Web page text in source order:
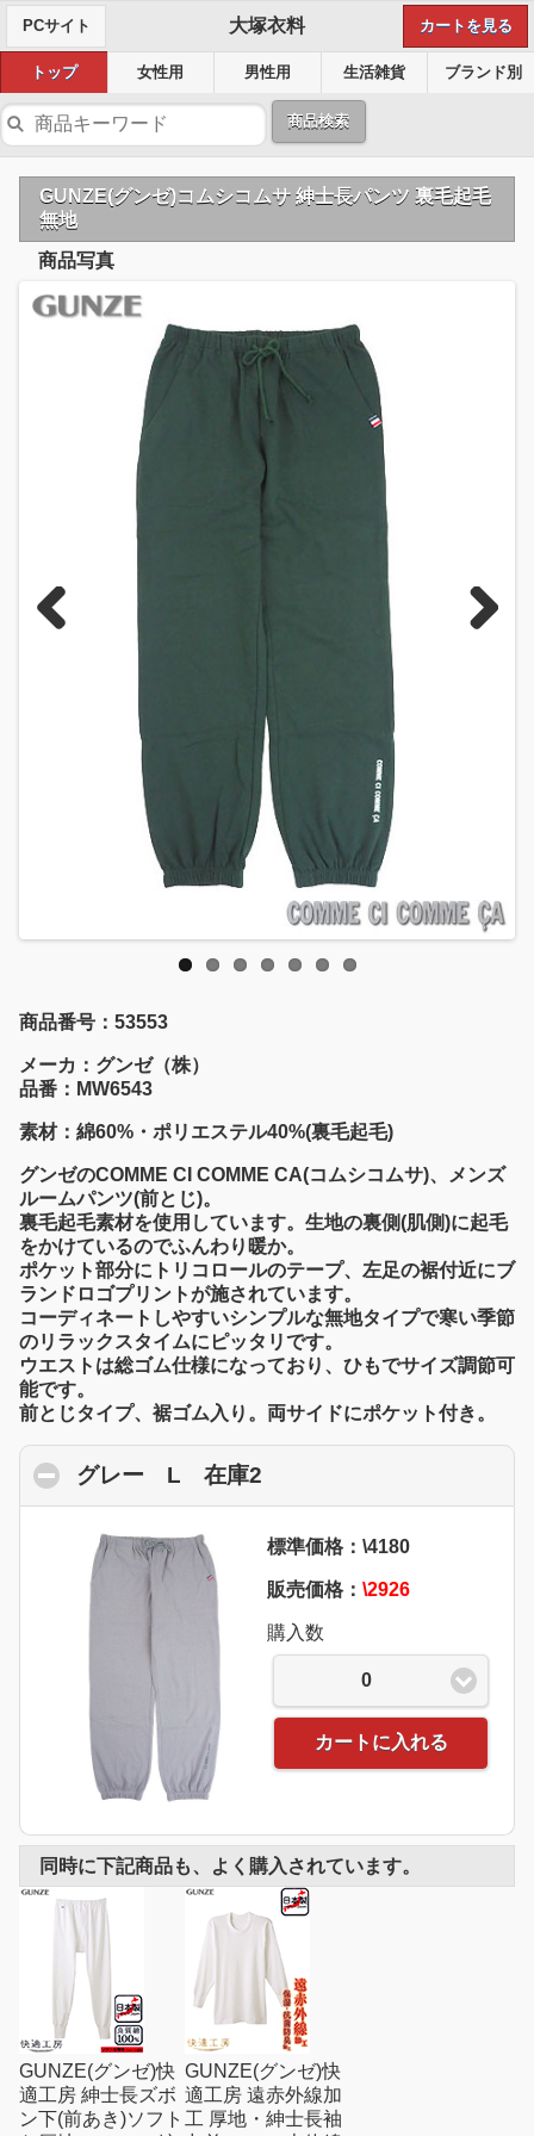
PCサイト 大塚衣料 カートを見る
トップ 女性用 男性用 生活雑貨 ブランド別
商品検索
GUNZE(グンゼ)コムシコムサ 紳士長パンツ 裏毛起毛
無地
商品写真
商品番号：53553
メーカ：グンゼ（株）
品番：MW6543
素材：綿60%・ポリエステル40%(裏毛起毛)
グンゼのCOMME CI COMME CA(コムシコムサ)、メンズ
ルームパンツ(前とじ)。
裏毛起毛素材を使用しています。生地の裏側(肌側)に起毛
をかけているのでふんわり暖か。
ポケット部分にトリコロールのテープ、左足の裾付近にブ
ランドロゴプリントが施されています。
コーディネートしやすいシンプルな無地タイプで寒い季節
のリラックスタイムにピッタリです。
ウエストは総ゴム仕様になっており、ひもでサイズ調節可
能です。
前とじタイプ、裾ゴム入り。両サイドにポケット付き。
グレー L 在庫2
標準価格：\4180
販売価格： \2926
購入数
0
カートに入れる
同時に下記商品も、よく購入されています。
GUNZE(グンゼ)快
適工房 紳士長ズボ
ン下(前あき)ソフト
GUNZE(グンゼ)快
適工房 遠赤外線加
工 厚地・紳士長袖